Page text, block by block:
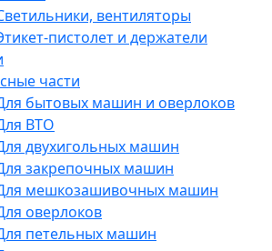
вентиляторы
пистолет и держатели
части
бытовых машин и оверлоков
ВТО
двухигольных машин
закрепочных машин
мешкозашивочных машин
оверлоков
петельных машин